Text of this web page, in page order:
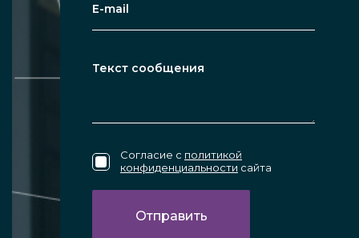
Согласие с политикой
конфиденциальности сайта